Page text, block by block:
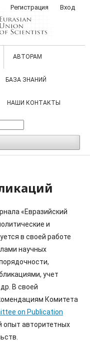
АВТОРАМ
БАЗА ЗНАНИЙ
НАШИ КОНТАКТЫ
Регистрация Вход
«Евразийский
и
в своей работе
научных
учет
В своей
Комитета
on Publication
опыт авторитетных